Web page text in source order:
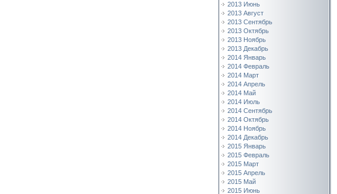
2013 Июнь
2013 Август
2013 Сентябрь
2013 Октябрь
2013 Ноябрь
2013 Декабрь
2014 Январь
2014 Февраль
2014 Март
2014 Апрель
2014 Май
2014 Июль
2014 Сентябрь
2014 Октябрь
2014 Ноябрь
2014 Декабрь
2015 Январь
2015 Февраль
2015 Март
2015 Апрель
2015 Май
2015 Июнь